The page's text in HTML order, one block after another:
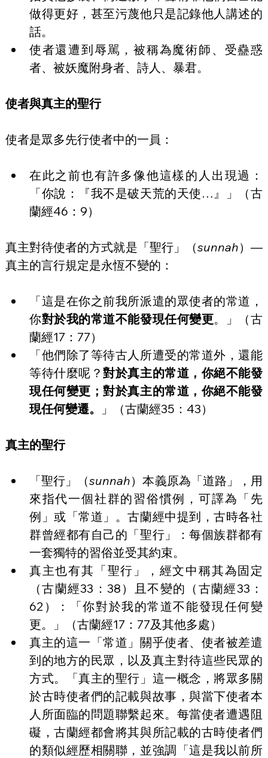
做得更好，甚至污蔑他只是記錄他人講述的
話。
使者還遭到辱駡，被稱為魔術師、受蠱惑
者、被妖魔附身者、詩人、暴君。
使者與真主的聖行
使者是眾多先行使者中的一員：
在此之前也有許多像他這樣的人出現過：
「你說：『我不是破天荒的天使…』」（古
蘭經46：9）
真主對待使者的方式就是「聖行」（sunnah）—
真主的言行規定是永恆不變的：
「這是在你之前我所派遣的眾使者的常道，
你對於我的常道不能發現任何變更。」（古
蘭經17：77）
「他們除了等待古人所遭受的常道外，還能
等待什麼呢？對於真主的常道，你絕不能發
現任何變更；對於真主的常道，你絕不能發
現任何變遷。
」（古蘭經35：43）
真主的聖行
「聖行」（sunnah）本義原為「道路」，用
來指代一個社群的習俗慣例，可譯為「先
例」或「常道」。古蘭經中提到，古時各社
群曾經都有自己的「聖行」：每個族群都有
一套獨特的習俗並受其約束。
真主也有其「聖行」，經文中稱其為固定
（古蘭經33：38）且不變的（古蘭經33：
62）：「你對於我的常道不能發現任何變
更。」（古蘭經17：77及其他多處）
真主的這一「常道」關乎使者、使者被差遣
到的地方的民眾，以及真主對待這些民眾的
方式。「真主的聖行」這一概念，將眾多關
於古時使者們的記載與故事，與當下使者本
人所面臨的問題聯繫起來。每當使者遭遇阻
礙，古蘭經都會將其與所記載的古時使者們
的類似經歷相關聯，並強調「這是我以前所